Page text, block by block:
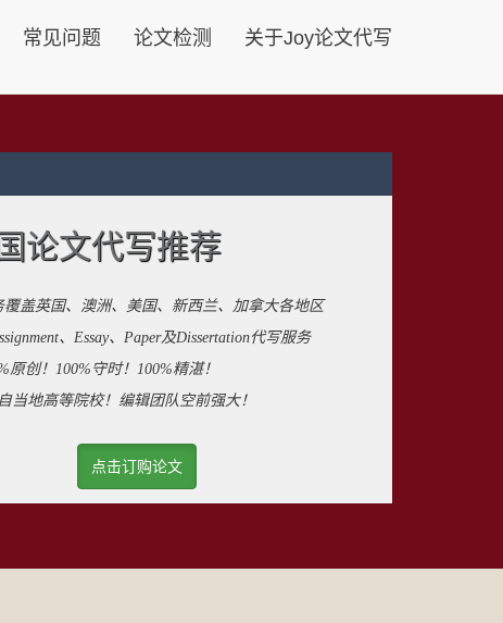
常见问题 论文检测 关于Joy论文代写
论文代写推荐
盖英国、澳洲、美国、新西兰、加拿大各地区
、Essay、Paper及Dissertation代写服务
原创！100%守时！100%精湛！
当地高等院校！编辑团队空前强大！
点击订购论文